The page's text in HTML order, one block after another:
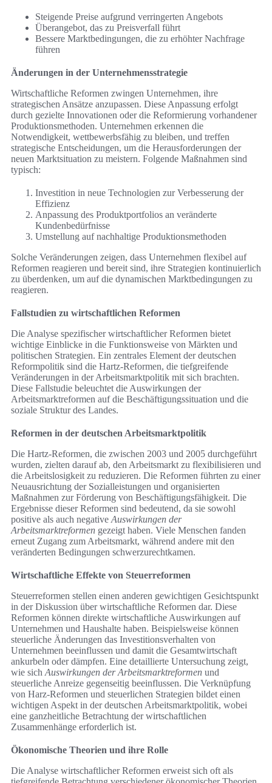
Steigende Preise aufgrund verringerten Angebots
Überangebot, das zu Preisverfall führt
Bessere Marktbedingungen, die zu erhöhter Nachfrage
führen
Änderungen in der Unternehmensstrategie
Wirtschaftliche Reformen zwingen Unternehmen, ihre
strategischen Ansätze anzupassen. Diese Anpassung erfolgt
durch gezielte Innovationen oder die Reformierung vorhandener
Produktionsmethoden. Unternehmen erkennen die
Notwendigkeit, wettbewerbsfähig zu bleiben, und treffen
strategische Entscheidungen, um die Herausforderungen der
neuen Marktsituation zu meistern. Folgende Maßnahmen sind
typisch:
Investition in neue Technologien zur Verbesserung der
Effizienz
Anpassung des Produktportfolios an veränderte
Kundenbedürfnisse
Umstellung auf nachhaltige Produktionsmethoden
Solche Veränderungen zeigen, dass Unternehmen flexibel auf
Reformen reagieren und bereit sind, ihre Strategien kontinuierlich
zu überdenken, um auf die dynamischen Marktbedingungen zu
reagieren.
Fallstudien zu wirtschaftlichen Reformen
Die Analyse spezifischer wirtschaftlicher Reformen bietet
wichtige Einblicke in die Funktionsweise von Märkten und
politischen Strategien. Ein zentrales Element der deutschen
Reformpolitik sind die Hartz-Reformen, die tiefgreifende
Veränderungen in der Arbeitsmarktpolitik mit sich brachten.
Diese Fallstudie beleuchtet die Auswirkungen der
Arbeitsmarktreformen auf die Beschäftigungssituation und die
soziale Struktur des Landes.
Reformen in der deutschen Arbeitsmarktpolitik
Die Hartz-Reformen, die zwischen 2003 und 2005 durchgeführt
wurden, zielten darauf ab, den Arbeitsmarkt zu flexibilisieren und
die Arbeitslosigkeit zu reduzieren. Die Reformen führten zu einer
Neuausrichtung der Sozialleistungen und organisierten
Maßnahmen zur Förderung von Beschäftigungsfähigkeit. Die
Ergebnisse dieser Reformen sind bedeutend, da sie sowohl
positive als auch negative Auswirkungen der
Arbeitsmarktreformen gezeigt haben. Viele Menschen fanden
erneut Zugang zum Arbeitsmarkt, während andere mit den
veränderten Bedingungen schwerzurechtkamen.
Wirtschaftliche Effekte von Steuerreformen
Steuerreformen stellen einen anderen gewichtigen Gesichtspunkt
in der Diskussion über wirtschaftliche Reformen dar. Diese
Reformen können direkte wirtschaftliche Auswirkungen auf
Unternehmen und Haushalte haben. Beispielsweise können
steuerliche Änderungen das Investitionsverhalten von
Unternehmen beeinflussen und damit die Gesamtwirtschaft
ankurbeln oder dämpfen. Eine detaillierte Untersuchung zeigt,
wie sich Auswirkungen der Arbeitsmarktreformen und
steuerliche Anreize gegenseitig beeinflussen. Die Verknüpfung
von Harz-Reformen und steuerlichen Strategien bildet einen
wichtigen Aspekt in der deutschen Arbeitsmarktpolitik, wobei
eine ganzheitliche Betrachtung der wirtschaftlichen
Zusammenhänge erforderlich ist.
Ökonomische Theorien und ihre Rolle
Die Analyse wirtschaftlicher Reformen erweist sich oft als